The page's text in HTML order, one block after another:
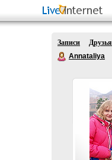
Записи Друзья
Annataliya